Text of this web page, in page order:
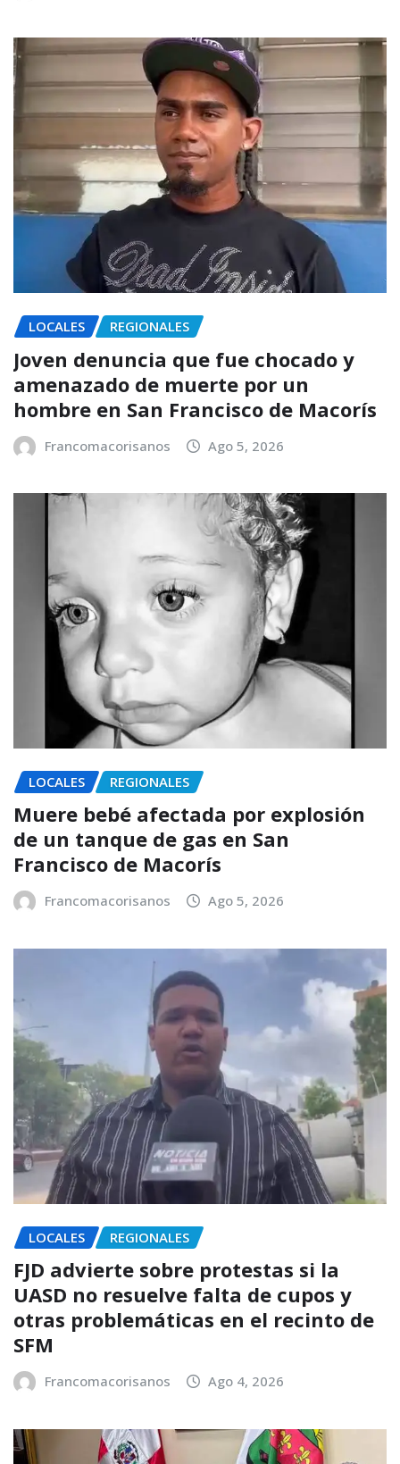
LOCALES REGIONALES
Joven denuncia que fue chocado y
amenazado de muerte por un
hombre en San Francisco de Macorís
Francomacorisanos Ago 5, 2026
LOCALES REGIONALES
Muere bebé afectada por explosión
de un tanque de gas en San
Francisco de Macorís
Francomacorisanos Ago 5, 2026
LOCALES REGIONALES
FJD advierte sobre protestas si la
UASD no resuelve falta de cupos y
otras problemáticas en el recinto de
SFM
Francomacorisanos Ago 4, 2026